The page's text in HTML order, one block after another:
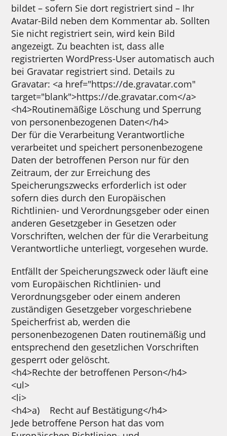
bildet – sofern Sie dort registriert sind – Ihr
Avatar-Bild neben dem Kommentar ab. Sollten
Sie nicht registriert sein, wird kein Bild
angezeigt. Zu beachten ist, dass alle
registrierten WordPress-User automatisch auch
bei Gravatar registriert sind. Details zu
Gravatar: <a href="https://de.gravatar.com"
target="blank">https://de.gravatar.com</a>
<h4>Routinemäßige Löschung und Sperrung
von personenbezogenen Daten</h4>
Der für die Verarbeitung Verantwortliche
verarbeitet und speichert personenbezogene
Daten der betroffenen Person nur für den
Zeitraum, der zur Erreichung des
Speicherungszwecks erforderlich ist oder
sofern dies durch den Europäischen
Richtlinien- und Verordnungsgeber oder einen
anderen Gesetzgeber in Gesetzen oder
Vorschriften, welchen der für die Verarbeitung
Verantwortliche unterliegt, vorgesehen wurde.
Entfällt der Speicherungszweck oder läuft eine
vom Europäischen Richtlinien- und
Verordnungsgeber oder einem anderen
zuständigen Gesetzgeber vorgeschriebene
Speicherfrist ab, werden die
personenbezogenen Daten routinemäßig und
entsprechend den gesetzlichen Vorschriften
gesperrt oder gelöscht.
<h4>Rechte der betroffenen Person</h4>
<ul>
<li>
<h4>a) Recht auf Bestätigung</h4>
Jede betroffene Person hat das vom